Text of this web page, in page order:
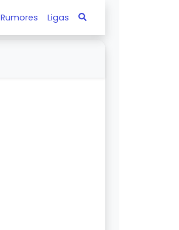
Rumores Ligas